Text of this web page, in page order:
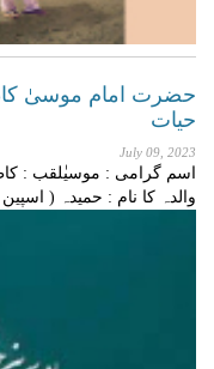
حضرت امام موسیٰ
حیات
July 09, 2023
اسم گرامی : موسیٰلقب :
والدہ کا نام : حمیدہ (